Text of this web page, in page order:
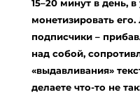
15–20 минут в день,
монетизировать
подписчики –
над собой,
«выдавливания»
делаете что-то не